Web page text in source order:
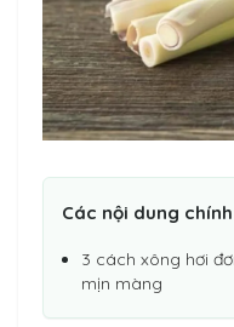
Các nội dung chính
3 cách xông hơi
mịn màng